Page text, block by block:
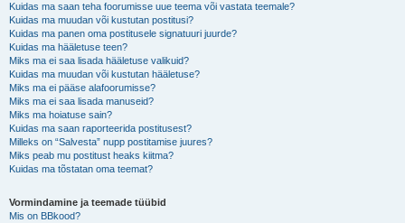
Kuidas ma saan teha foorumisse uue teema või vastata teemale?
Kuidas ma muudan või kustutan postitusi?
Kuidas ma panen oma postitusele signatuuri juurde?
Kuidas ma hääletuse teen?
Miks ma ei saa lisada hääletuse valikuid?
Kuidas ma muudan või kustutan hääletuse?
Miks ma ei pääse alafoorumisse?
Miks ma ei saa lisada manuseid?
Miks ma hoiatuse sain?
Kuidas ma saan raporteerida postitusest?
Milleks on “Salvesta” nupp postitamise juures?
Miks peab mu postitust heaks kiitma?
Kuidas ma tõstatan oma teemat?
Vormindamine ja teemade tüübid
Mis on BBkood?